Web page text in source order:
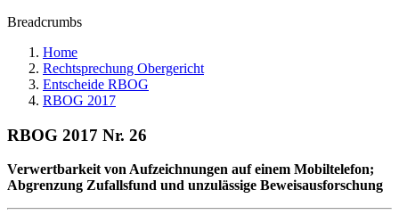
Breadcrumbs
Home
Rechtsprechung Obergericht
Entscheide RBOG
RBOG 2017
RBOG 2017 Nr. 26
Verwertbarkeit von Aufzeichnungen auf einem Mobiltelefon;
Abgrenzung Zufallsfund und unzulässige Beweisausforschung